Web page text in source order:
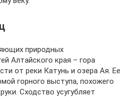
природных
Алтайского края – гора
от реки Катунь и озера Ая. Ее
горного выступа, похожего
Сходство усугубляет